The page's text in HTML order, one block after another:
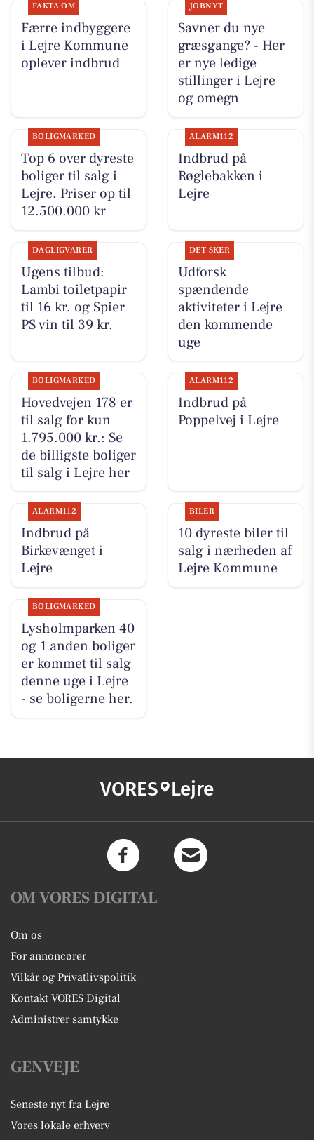
FAKTA OM
Færre indbyggere
i Lejre Kommune
oplever indbrud
JOBNYT
Savner du nye
græsgange? - Her
er nye ledige
stillinger i Lejre
og omegn
BOLIGMARKED
Top 6 over dyreste
boliger til salg i
Lejre. Priser op til
12.500.000 kr
ALARM112
Indbrud på
Røglebakken i
Lejre
DAGLIGVARER
Ugens tilbud:
Lambi toiletpapir
til 16 kr. og Spier
PS vin til 39 kr.
DET SKER
Udforsk
spændende
aktiviteter i Lejre
den kommende
uge
BOLIGMARKED
Hovedvejen 178 er
til salg for kun
1.795.000 kr.: Se
de billigste boliger
til salg i Lejre her
ALARM112
Indbrud på
Poppelvej i Lejre
ALARM112
Indbrud på
Birkevænget i
Lejre
BILER
10 dyreste biler til
salg i nærheden af
Lejre Kommune
BOLIGMARKED
Lysholmparken 40
og 1 anden boliger
er kommet til salg
denne uge i Lejre
- se boligerne her.
VORES Lejre
OM VORES DIGITAL
Om os
For annoncører
Vilkår og Privatlivspolitik
Kontakt VORES Digital
Administrer samtykke
GENVEJE
Seneste nyt fra Lejre
Vores lokale erhverv